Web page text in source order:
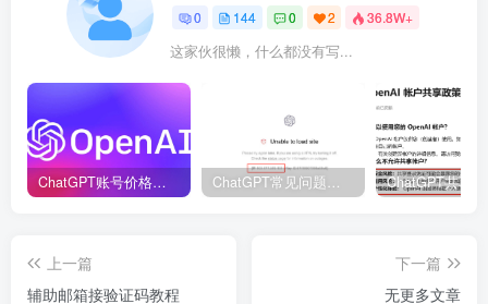
0 144 0 2 36.8W+
这家伙很懒，什么都没有写...
ChatGPT账号价格表_ChatGPT账号购买！ ChatGPT常见问题解决方法汇总，持续提供更新，建议收藏！
上一篇
辅助邮箱接验证码教程
下一篇
无更多文章